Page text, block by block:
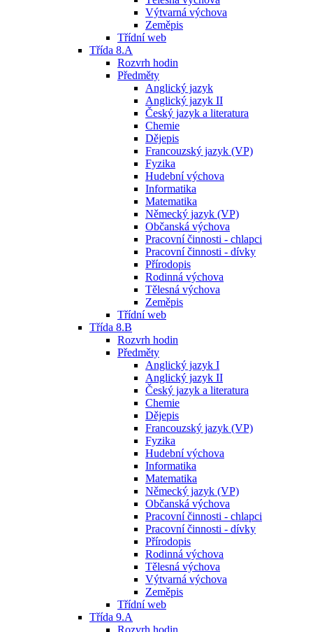
Výtvarná výchova
Zeměpis
Třídní web
Třída 8.A
Rozvrh hodin
Předměty
Anglický jazyk
Anglický jazyk II
Český jazyk a literatura
Chemie
Dějepis
Francouzský jazyk (VP)
Fyzika
Hudební výchova
Informatika
Matematika
Německý jazyk (VP)
Občanská výchova
Pracovní činnosti - chlapci
Pracovní činnosti - dívky
Přírodopis
Rodinná výchova
Tělesná výchova
Zeměpis
Třídní web
Třída 8.B
Rozvrh hodin
Předměty
Anglický jazyk I
Anglický jazyk II
Český jazyk a literatura
Chemie
Dějepis
Francouzský jazyk (VP)
Fyzika
Hudební výchova
Informatika
Matematika
Německý jazyk (VP)
Občanská výchova
Pracovní činnosti - chlapci
Pracovní činnosti - dívky
Přírodopis
Rodinná výchova
Tělesná výchova
Výtvarná výchova
Zeměpis
Třídní web
Třída 9.A
Rozvrh hodin